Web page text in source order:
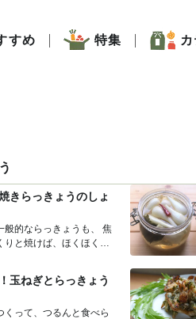
すめ 特集
きらっきょうのしょ
般的ならっきょうも、 焦
りと焼けば、ほくほくの
玉ねぎとらっきょう
くって、つるんと食べら